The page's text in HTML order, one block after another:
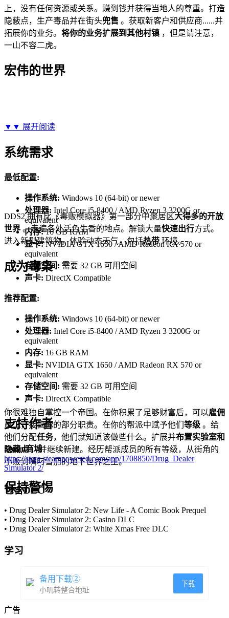
上，没有任何资源或关系。赚到钱并获得当地人的尊重。打造
隐蔽点，生产毒品并在街头兜售 。获取新客户和供应商......并
拓展你的业务。 将你的业务扩展到其他村镇 ，但是请注意，
一山不容二虎。
宏伟的世界
DDS2 拥有比《毒贩模拟器》第一部分中聚居区大得多的开放
世界 。走遍各处活色生香的地点。解锁大量快速出行方式。
进入新型建筑物。体验动态天气，包括热带环境。
成为毒枭
你很难独自掌控一个帝国。在你积累了足够财富后，可以雇佣
员工，接管你的部分职责。在你的帮派中赋予他们 等级 。给
他们分配任务，他们就知道该做些什么。扩展并布置实验室和
隐藏点，并继续新建。经历帮派成员的所有等级，从街角的
小贩到嘴叼雪茄的地下世界之王。
保持警惕
▼▼ 展开阅读
系统需求
最低配置:
操作系统: Windows 10 (64-bit) or newer
处理器: Intel Core i5-8400 / AMD Ryzen 3 3200G or
equivalent
内存:16 GB RAM
显卡:NVIDIA GTX 1650 / AMD Radeon RX 570 or
equivalent
存储空间: 需要 32 GB 可用空间
声卡: DirectX Compatible
推荐配置:
操作系统: Windows 10 (64-bit) or newer
处理器: Intel Core i5-8400 / AMD Ryzen 3 3200G or
equivalent
内存: 16 GB RAM
显卡: NVIDIA GTX 1650 / AMD Radeon RX 570 or
equivalent
存储空间: 需要 32 GB 可用空间
声卡: DirectX Compatible
支持作者
Steam商城：
https://store.steampowered.com/app/1708850/Drug_Dealer
Simulator 2/
包含DLC
• Drug Dealer Simulator 2: New Life - A Comic Book Prequel
• Drug Dealer Simulator 2: Casino DLC
• Drug Dealer Simulator 2: White Xmas Free DLC
学习
备用下载②
小叽转整合地址
下载
广告